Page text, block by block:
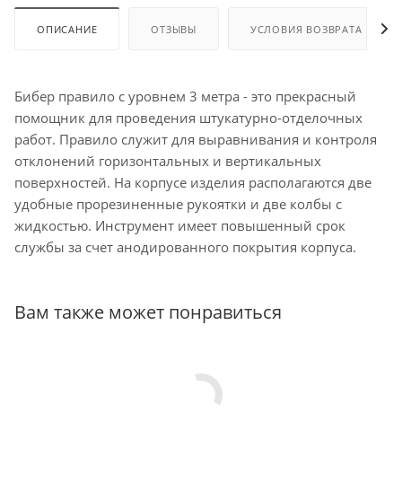
ОПИСАНИЕ ОТЗЫВЫ УСЛОВИЯ ВОЗВРАТА
Бибер правило с уровнем 3 метра - это прекрасный
помощник для проведения штукатурно-отделочных
работ. Правило служит для выравнивания и контроля
отклонений горизонтальных и вертикальных
поверхностей. На корпусе изделия располагаются две
удобные прорезиненные рукоятки и две колбы с
жидкостью. Инструмент имеет повышенный срок
службы за счет анодированного покрытия корпуса.
Вам также может понравиться